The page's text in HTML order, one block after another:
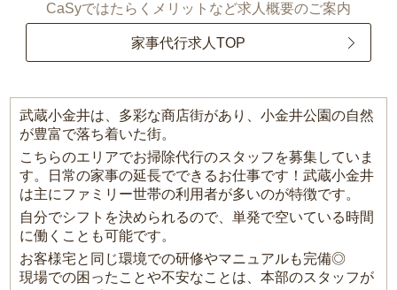
CaSyではたらくメリットなど求人概要のご案内
家事代行求人TOP
武蔵小金井は、多彩な商店街があり、小金井公園の自然
が豊富で落ち着いた街。
こちらのエリアでお掃除代行のスタッフを募集していま
す。日常の家事の延長でできるお仕事です！武蔵小金井
は主にファミリー世帯の利用者が多いのが特徴です。
自分でシフトを決められるので、単発で空いている時間
に働くことも可能です。
お客様宅と同じ環境での研修やマニュアルも完備◎
現場での困ったことや不安なことは、本部のスタッフが